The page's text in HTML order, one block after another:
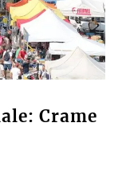
Crame